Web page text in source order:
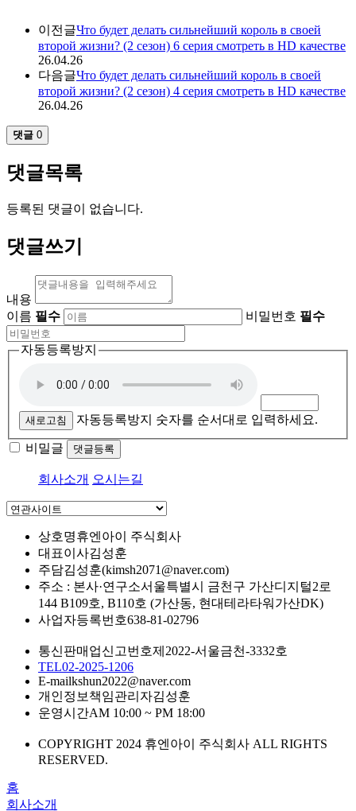
이전글Что будет делать сильнейший король в своей
второй жизни? (2 сезон) 6 серия смотреть в HD качестве
26.04.26
다음글Что будет делать сильнейший король в своей
второй жизни? (2 сезон) 4 серия смотреть в HD качестве
26.04.26
댓글 0
댓글목록
등록된 댓글이 없습니다.
댓글쓰기
내용
이름 필수 비밀번호 필수
자동등록방지
새로고침 자동등록방지 숫자를 순서대로 입력하세요.
비밀글 댓글등록
회사소개 오시는길
상호명휴엔아이 주식회사
대표이사김성훈
주담김성훈(kimsh2071@naver.com)
주소 : 본사·연구소서울특별시 금천구 가산디지털2로
144 B109호, B110호 (가산동, 현대테라타워가산DK)
사업자등록번호638-81-02796
통신판매업신고번호제2022-서울금천-3332호
TEL02-2025-1206
E-mailkshun2022@naver.com
개인정보책임관리자김성훈
운영시간AM 10:00 ~ PM 18:00
COPYRIGHT 2024 휴엔아이 주식회사 ALL RIGHTS
RESERVED.
홈
회사소개